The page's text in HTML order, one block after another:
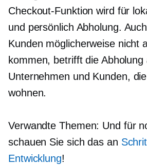
Checkout-Funktion wird für
und persönlich Abholung.
Kunden möglicherweise nicht
kommen, betrifft die
Unternehmen und Kunden,
wohnen.
Verwandte Themen: Und für
schauen Sie sich das an
Entwicklung!